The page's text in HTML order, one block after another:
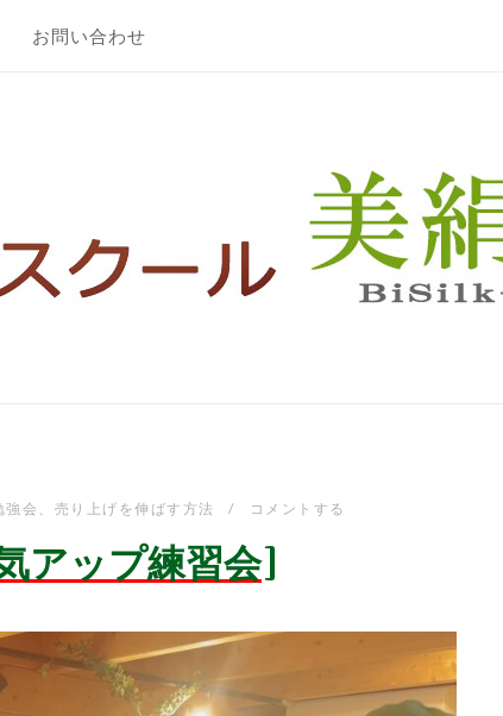
お問い合わせ
強会、 売り上げを伸ばす方法 コメントする
アップ練習会]